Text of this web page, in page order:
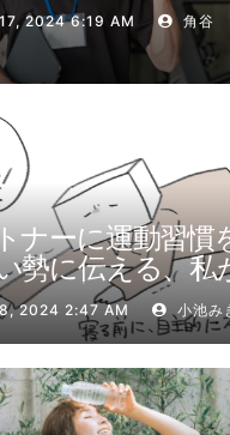
2024 6:19 AM
角谷
ナーに運動習慣
勢に伝える、私
2kg増やした5ス
2024 2:47 AM 小池み